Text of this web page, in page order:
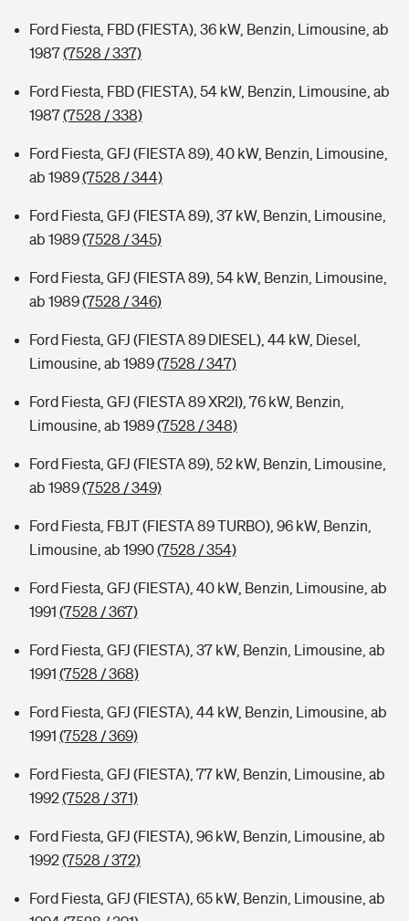
Ford Fiesta, FBD (FIESTA), 36 kW, Benzin, Limousine, ab
1987(7528 / 337)
Ford Fiesta, FBD (FIESTA), 54 kW, Benzin, Limousine, ab
1987(7528 / 338)
Ford Fiesta, GFJ (FIESTA 89), 40 kW, Benzin, Limousine,
ab 1989(7528 / 344)
Ford Fiesta, GFJ (FIESTA 89), 37 kW, Benzin, Limousine,
ab 1989(7528 / 345)
Ford Fiesta, GFJ (FIESTA 89), 54 kW, Benzin, Limousine,
ab 1989(7528 / 346)
Ford Fiesta, GFJ (FIESTA 89 DIESEL), 44 kW, Diesel,
Limousine, ab 1989(7528 / 347)
Ford Fiesta, GFJ (FIESTA 89 XR2I), 76 kW, Benzin,
Limousine, ab 1989(7528 / 348)
Ford Fiesta, GFJ (FIESTA 89), 52 kW, Benzin, Limousine,
ab 1989(7528 / 349)
Ford Fiesta, FBJT (FIESTA 89 TURBO), 96 kW, Benzin,
Limousine, ab 1990(7528 / 354)
Ford Fiesta, GFJ (FIESTA), 40 kW, Benzin, Limousine, ab
1991 (7528 / 367)
Ford Fiesta, GFJ (FIESTA), 37 kW, Benzin, Limousine, ab
1991 (7528 / 368)
Ford Fiesta, GFJ (FIESTA), 44 kW, Benzin, Limousine, ab
1991 (7528 / 369)
Ford Fiesta, GFJ (FIESTA), 77 kW, Benzin, Limousine, ab
1992(7528 / 371)
Ford Fiesta, GFJ (FIESTA), 96 kW, Benzin, Limousine, ab
1992(7528 / 372)
Ford Fiesta, GFJ (FIESTA), 65 kW, Benzin, Limousine, ab